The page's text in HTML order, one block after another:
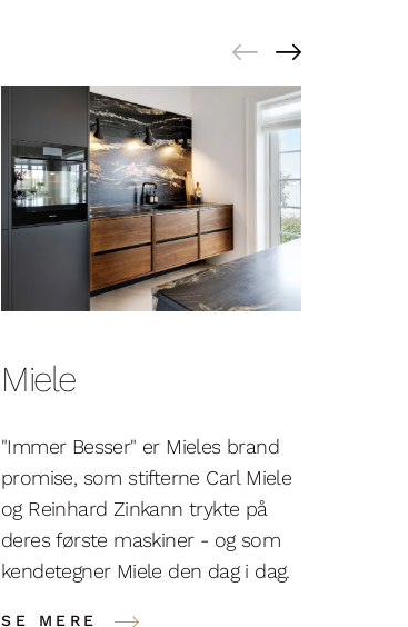
Miele
"Immer Besser" er Mieles brand
promise, som stifterne Carl Miele
og Reinhard Zinkann trykte på
deres første maskiner - og som
kendetegner Miele den dag i dag.
SE MERE